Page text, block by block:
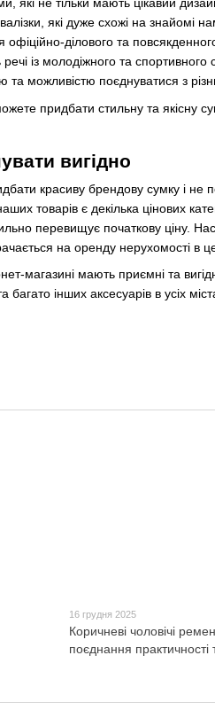
які не тільки мають цікавий
які дуже схожі на
офіційно-ділового та
із молодіжного та
та можливістю поєднуватися з
придбати стильну та якісну
вигідно
красиву брендову сумку і не
товарів є декілька цінових
перевищує початкову ціну.
на оренду нерухомості в
магазині мають приємні та
інших аксесуарів в усіх
16 грудня 2025
Коричневі чоловічі
поєднання практичності